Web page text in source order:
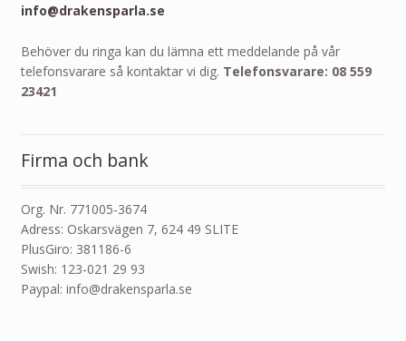
info@drakensparla.se
Behöver du ringa kan du lämna ett meddelande på vår
telefonsvarare så kontaktar vi dig. Telefonsvarare: 08 559
23421
Firma och bank
Org. Nr. 771005-3674
Adress: Oskarsvägen 7, 624 49 SLITE
PlusGiro: 381186-6
Swish: 123-021 29 93
Paypal: info@drakensparla.se